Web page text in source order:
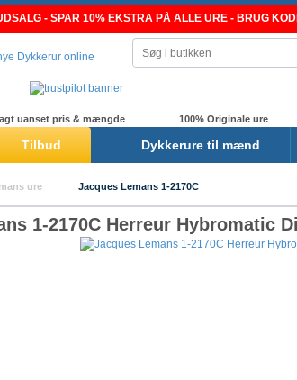
- SPAR 10% EKSTRA PÅ ALLE URE - BRUG
uanset pris & mængde 100% Originale ure
Tilbud Dykkerure til mænd
ure Jacques Lemans 1-2170C
1-2170C Herreur Hybromatic